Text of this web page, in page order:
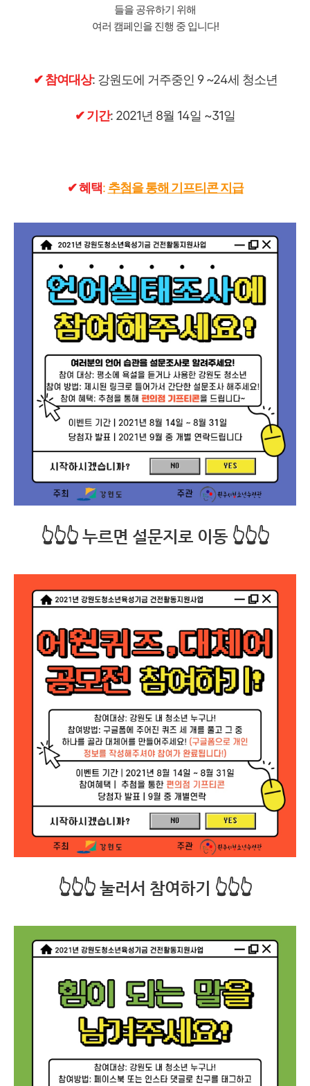
들을 공유하기 위해
여러 캠페인을 진행 중 입니다!
✔ 참여대상: 강원도에 거주중인 9 ~24세 청소년
✔ 기간: 2021년 8월 14일 ~31일
✔ 혜택: 추첨을 통해 기프티콘 지급
👆👆👆 누르면 설문지로 이동 👆👆👆
👆👆👆 눌러서 참여하기 👆👆👆